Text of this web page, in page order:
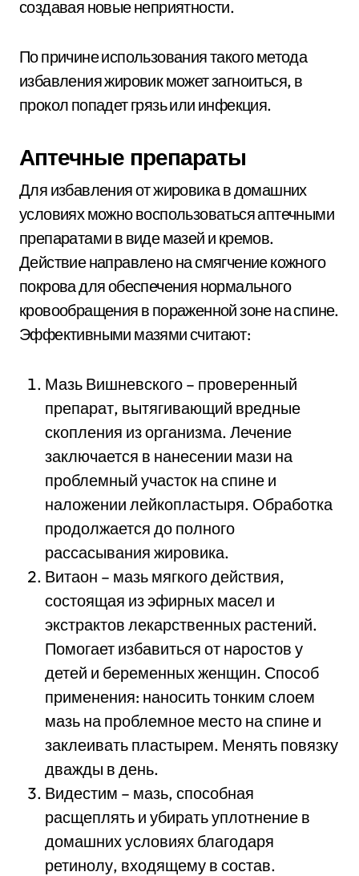
создавая новые неприятности.
По причине использования такого метода
избавления жировик может загноиться, в
прокол попадет грязь или инфекция.
Аптечные препараты
Для избавления от жировика в домашних
условиях можно воспользоваться аптечными
препаратами в виде мазей и кремов.
Действие направлено на смягчение кожного
покрова для обеспечения нормального
кровообращения в пораженной зоне на спине.
Эффективными мазями считают:
Мазь Вишневского – проверенный
препарат, вытягивающий вредные
скопления из организма. Лечение
заключается в нанесении мази на
проблемный участок на спине и
наложении лейкопластыря. Обработка
продолжается до полного
рассасывания жировика.
Витаон – мазь мягкого действия,
состоящая из эфирных масел и
экстрактов лекарственных растений.
Помогает избавиться от наростов у
детей и беременных женщин. Способ
применения: наносить тонким слоем
мазь на проблемное место на спине и
заклеивать пластырем. Менять повязку
дважды в день.
Видестим – мазь, способная
расщеплять и убирать уплотнение в
домашних условиях благодаря
ретинолу, входящему в состав.